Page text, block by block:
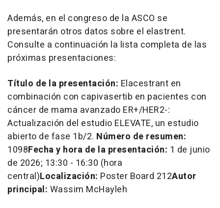
Además, en el congreso de la ASCO se
presentarán otros datos sobre el elastrent.
Consulte a continuación la lista completa de las
próximas presentaciones:
Título de la presentación: Elacestrant en
combinación con capivasertib en pacientes con
cáncer de mama avanzado ER+/HER2-:
Actualización del estudio ELEVATE, un estudio
abierto de fase 1b/2. Número de resumen:
1098Fecha y hora de la presentación: 1 de junio
de 2026; 13:30 - 16:30 (hora
central)Localización: Poster Board 212Autor
principal: Wassim McHayleh